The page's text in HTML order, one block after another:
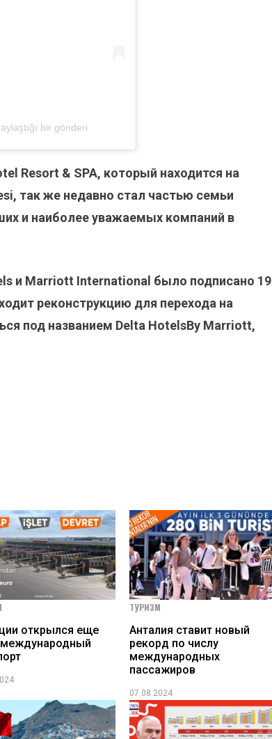
bir gönderi
Resort & SPA, который находится на
так же недавно стал частью семьи
и наиболее уважаемых компаний в
и Marriott International было подписано 19
реконструкцию для перехода на
под названием Delta HotelsBy Marriott,
открылся еще
ТУРИЗМ
Анталия ставит новый
рекорд по числу
международных
пассажиров
07.08.2024